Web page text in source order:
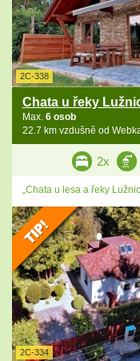
2C-338
Chata u řeky
Max. 6 osob
22.7 km vzdušně od
2x
„Chata u lesa a řeky
2C-334